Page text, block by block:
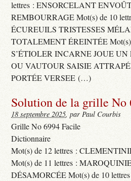
lettres : ENSORCELANT
REMBOURRAGE Mot(s) de 10
ÉCUREUILS TRISTESSES
TOTALEMENT ÉREINTÉE
S’ÉTIOLER INCARNE JOUE UN
OU VAUTOUR SAISIE
PORTÉE VERSEE (…)
Solution de la grille No
18 septembre 2025, par Paul Courbis
Grille No 6994 Facile
Dictionnaire
Mot(s) de 12 lettres :
Mot(s) de 11 lettres :
DÉSAMORCÉE Mot(s) de 10